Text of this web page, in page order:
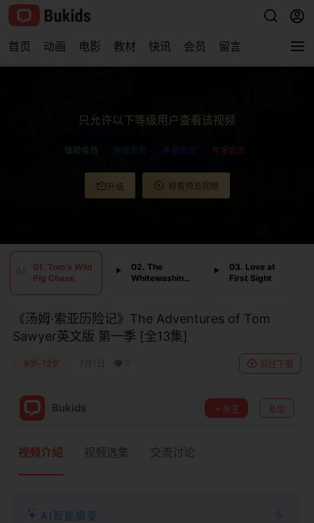
首页 动画 电影 教材 快讯 会员 留言
只允许以下等级用户查看该视频
体验会员 月度会员 季度会员 年度会员
升级 观看预览视频
01. Tom's Wild
Pig Chase
02. The
Whitewashing
03. Love at
First Sight
《汤姆·索亚历险记》The Adventures of Tom
Sawyer英文版 第一季 [全13集]
9岁-12岁 7月1日 前往下载
Bukids 关注 私信
视频介绍 视频选集 交流讨论
AI智能摘要